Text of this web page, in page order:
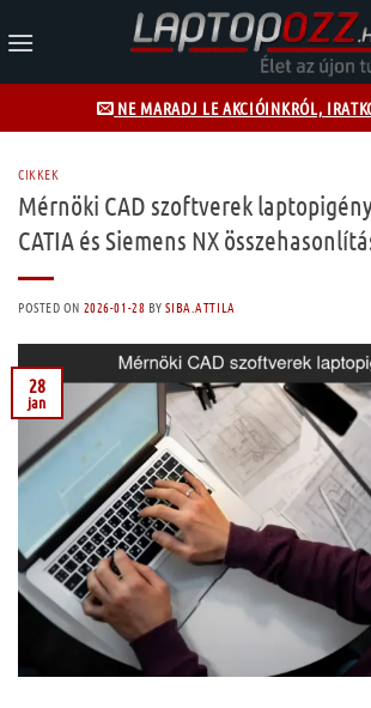
to
NE MARADJ LE AKCIÓINKRÓL,
CIKKEK
Mérnöki CAD szoftverek
CATIA és Siemens NX
POSTED ON 2026-01-28 BYSIBA.ATTILA
28
jan